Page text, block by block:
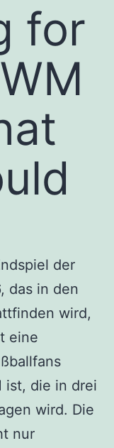
for
der
das in den
wird,
eine
ist, die in drei
wird. Die
nur